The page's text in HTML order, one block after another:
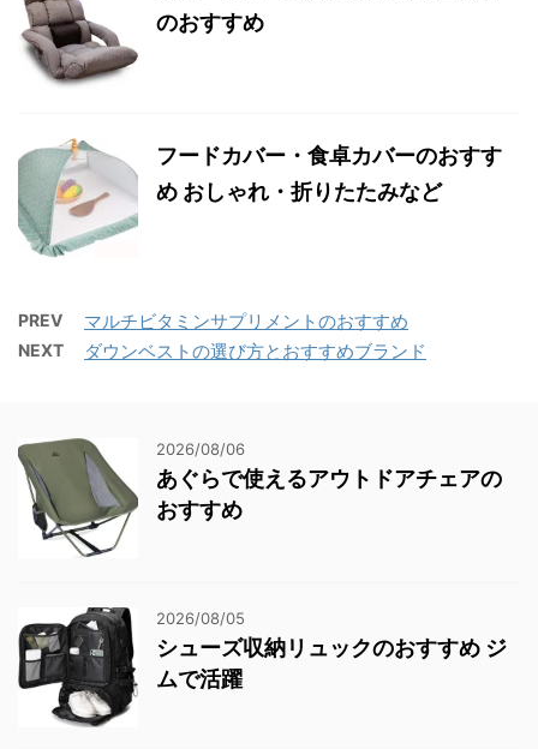
のおすすめ
フードカバー・食卓カバーのおすす
め おしゃれ・折りたたみなど
PREV マルチビタミンサプリメントのおすすめ
NEXT ダウンベストの選び方とおすすめブランド
2026/08/06
あぐらで使えるアウトドアチェアの
おすすめ
2026/08/05
シューズ収納リュックのおすすめ ジ
ムで活躍